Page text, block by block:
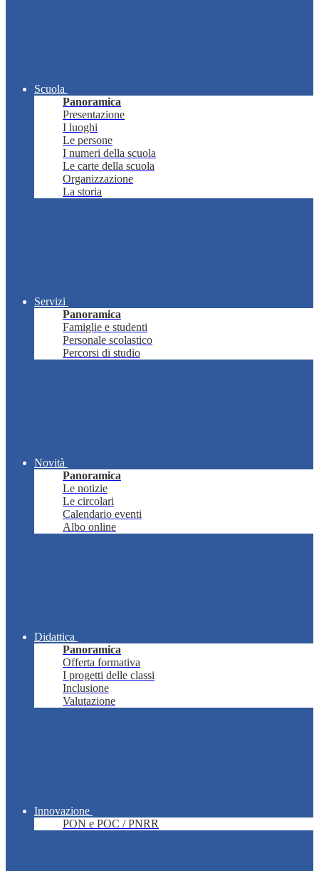
Scuola
Panoramica
Presentazione
I luoghi
Le persone
I numeri della scuola
Le carte della scuola
Organizzazione
La storia
Servizi
Panoramica
Famiglie e studenti
Personale scolastico
Percorsi di studio
Novità
Panoramica
Le notizie
Le circolari
Calendario eventi
Albo online
Didattica
Panoramica
Offerta formativa
I progetti delle classi
Inclusione
Valutazione
Innovazione
PON e POC / PNRR